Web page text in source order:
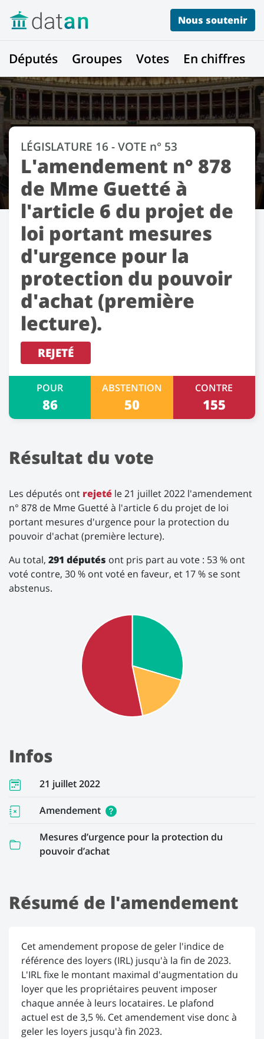
Nous soutenir
Députés Groupes Votes En chiffres
LÉGISLATURE 16 - VOTE n° 53
L'amendement n° 878
de Mme Guetté à
l'article 6 du projet de
loi portant mesures
d'urgence pour la
protection du pouvoir
d'achat (première
lecture).
REJETÉ
POUR
86
ABSTENTION
50
CONTRE
155
Résultat du vote
Les députés ont rejeté le 21 juillet 2022 l'amendement
n° 878 de Mme Guetté à l'article 6 du projet de loi
portant mesures d'urgence pour la protection du
pouvoir d'achat (première lecture).
Au total, 291 députés ont pris part au vote : 53 % ont
voté contre, 30 % ont voté en faveur, et 17 % se sont
abstenus.
Infos
21 juillet 2022
Amendement
Mesures d’urgence pour la protection du
pouvoir d’achat
Résumé de l'amendement
Cet amendement propose de geler l'indice de
référence des loyers (IRL) jusqu'à la fin de 2023.
L'IRL fixe le montant maximal d'augmentation du
loyer que les propriétaires peuvent imposer
chaque année à leurs locataires. Le plafond
actuel est de 3,5 %. Cet amendement vise donc à
geler les loyers jusqu'à fin 2023.